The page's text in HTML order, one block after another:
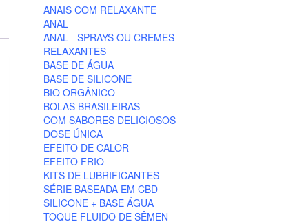
ANAIS COM RELAXANTE
ANAL
ANAL - SPRAYS OU CREMES
RELAXANTES
BASE DE ÁGUA
BASE DE SILICONE
BIO ORGÂNICO
BOLAS BRASILEIRAS
COM SABORES DELICIOSOS
DOSE ÚNICA
EFEITO DE CALOR
EFEITO FRIO
KITS DE LUBRIFICANTES
SÉRIE BASEADA EM CBD
SILICONE + BASE ÁGUA
TOQUE FLUIDO DE SÊMEN